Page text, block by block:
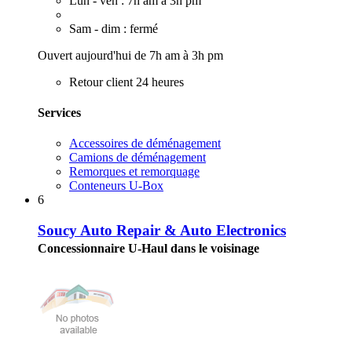
Sam - dim : fermé
Ouvert aujourd'hui de 7h am à 3h pm
Retour client 24 heures
Services
Accessoires de déménagement
Camions de déménagement
Remorques et remorquage
Conteneurs U-Box
6
Soucy Auto Repair & Auto Electronics
Concessionnaire U-Haul dans le voisinage